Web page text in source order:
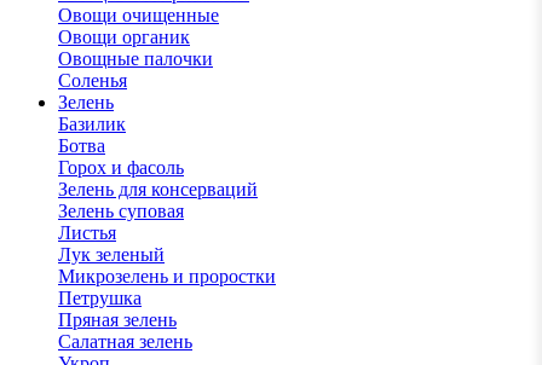
Овощи очищенные
Овощи органик
Овощные палочки
Соленья
Зелень
Базилик
Ботва
Горох и фасоль
Зелень для консерваций
Зелень суповая
Листья
Лук зеленый
Микрозелень и проростки
Петрушка
Пряная зелень
Салатная зелень